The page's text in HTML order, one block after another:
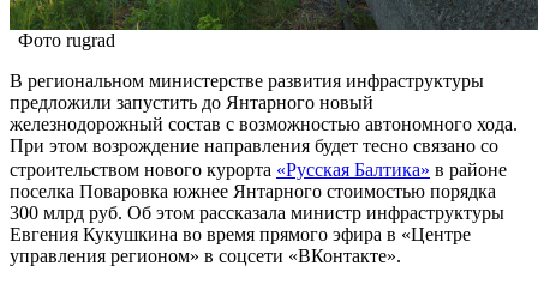
Фото rugrad
В региональном министерстве развития инфраструктуры
предложили запустить до Янтарного новый
железнодорожный состав с возможностью автономного хода.
При этом возрождение направления будет тесно связано со
строительством нового курорта «Русская Балтика» в районе
поселка Поваровка южнее Янтарного стоимостью порядка
300 млрд руб. Об этом рассказала министр инфраструктуры
Евгения Кукушкина во время прямого эфира в «Центре
управления регионом» в соцсети «ВКонтакте».